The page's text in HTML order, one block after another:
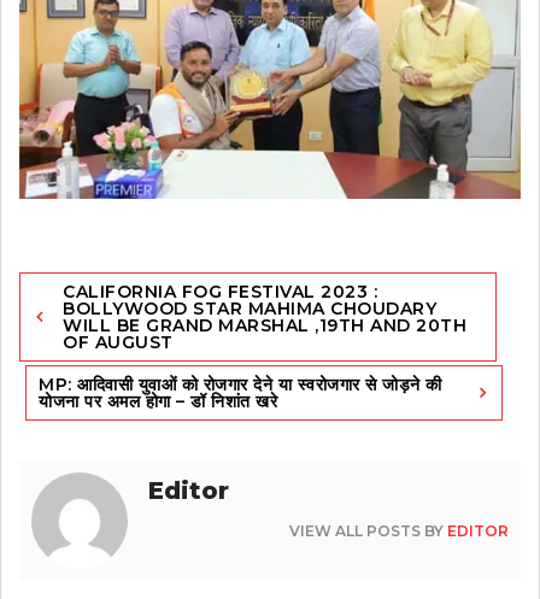
Post
navigation
CALIFORNIA FOG FESTIVAL 2023 :
BOLLYWOOD STAR MAHIMA CHOUDARY
WILL BE GRAND MARSHAL ,19TH AND 20TH
OF AUGUST
MP: आदिवासी युवाओं को रोजगार देने या स्वरोजगार से जोड़ने की
योजना पर अमल होगा – डॉ निशांत खरे
Editor
VIEW ALL POSTS BY EDITOR